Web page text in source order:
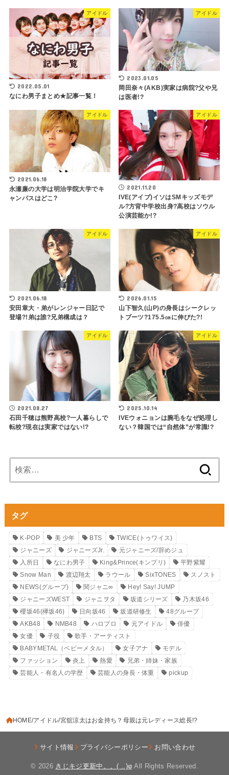
アイドル
2022.05.01
なにわ男子まとめ★記事一覧！
アイドル
2023.01.05
岡田奈々(AKB)実家は病院?父や兄
は医者!?
アイドル
2021.06.18
永瀬廉の大学は明治学院大学でキ
ャンパスはどこ?
アイドル
2021.11.20
IVE(アイブ)イソはSMキッズモデ
ル?方背中学校出身?高校はソウル
公演芸能か!?
アイドル
2021.06.18
安田章大・弟がレンジャー日記で
登場?!弟は誰?兄弟構成は？
アイドル
2026.01.15
山下智久(山P)の身長はシークレッ
トブーツ?175.5㎝に伸びた?!
アイドル
2021.08.27
石田千穂は熊野高校?一人暮らしで
転校?現在は実家ではない!?
アイドル
2025.10.14
IVEウォニョンは腕毛をなぜ処理し
ない？韓国では“自然体”が常識!?
索:
タグ
K-POP 美 少年 BTS
TWICE(トゥワイス)
ジャニーズ
ジャニーズJr.
元ジャニーズ/辞めジュ
入所日
なにわ男子 King&Prince(キンプリ)
平野紫耀
Snow Man
渡辺翔太 ラウール SixTONES
スノスト
NEWS(グループ)
関ジャニ∞
Hey! Say! JUMP
ジャニーズWEST
ジャニヲタ 坂道シリーズ
乃木坂46
櫻坂46(欅坂46)
日向坂46 坂道研修生
48グループ
AKB48
NMB48 ハロプロ 元アイドル
俳優
女優
子役
歌手・アーティスト
BABYMETAL（ベビーメタル）
女子アナ
モデル
ファッション
炎上 熱愛
兄弟・姉妹・家族
芸能人・有名人の学歴
芸能人の身長・体重 pickup
HOME アイドル 宮舘涼太はお金持ち？母親は元レディース総長!?
サイト情報 プライバシーポリシー お問い合わせ
© 2026 きじキジ更新中。。( ..)φ All Rights Reserved.